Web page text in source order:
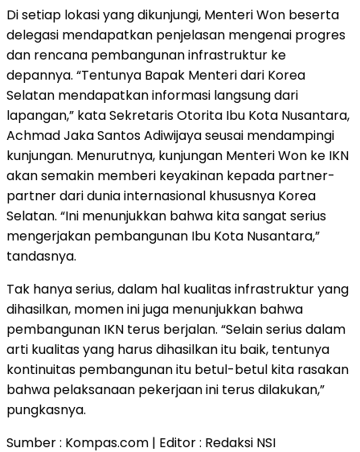
Di setiap lokasi yang dikunjungi, Menteri Won beserta
delegasi mendapatkan penjelasan mengenai progres
dan rencana pembangunan infrastruktur ke
depannya. “Tentunya Bapak Menteri dari Korea
Selatan mendapatkan informasi langsung dari
lapangan,” kata Sekretaris Otorita Ibu Kota Nusantara,
Achmad Jaka Santos Adiwijaya seusai mendampingi
kunjungan. Menurutnya, kunjungan Menteri Won ke IKN
akan semakin memberi keyakinan kepada partner-
partner dari dunia internasional khususnya Korea
Selatan. “Ini menunjukkan bahwa kita sangat serius
mengerjakan pembangunan Ibu Kota Nusantara,”
tandasnya.
Tak hanya serius, dalam hal kualitas infrastruktur yang
dihasilkan, momen ini juga menunjukkan bahwa
pembangunan IKN terus berjalan. “Selain serius dalam
arti kualitas yang harus dihasilkan itu baik, tentunya
kontinuitas pembangunan itu betul-betul kita rasakan
bahwa pelaksanaan pekerjaan ini terus dilakukan,”
pungkasnya.
Sumber : Kompas.com | Editor : Redaksi NSI